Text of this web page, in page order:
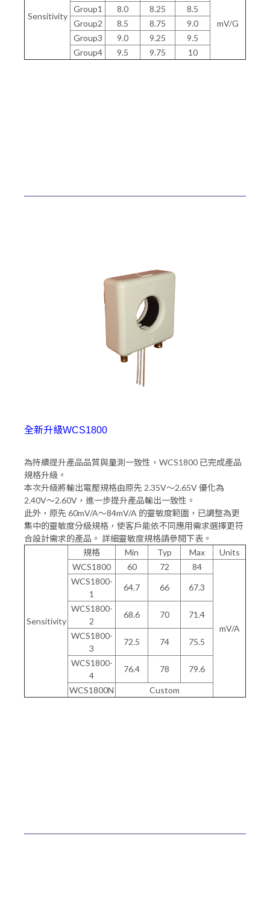
Sensitivity
mV/G
Group1 8.0 8.25
8.5
Group2
8.5 8.75
9.0
Group3
9.0 9.25
9.5
Group4
9.5 9.75 10
全新升級WCS1800
為持續提升產品品質與量測一致性，WCS1800 已完成產品
規格升級。
本次升級將輸出電壓規格由原先 2.35V～2.65V 優化為
2.40V～2.60V，進一步提升產品輸出一致性。
此外，原先 60mV/A～84mV/A 的靈敏度範圍，已調整為更
集中的靈敏度分級規格，使客戶能依不同應用需求選擇更符
合設計需求的產品。 詳細靈敏度規格請參閱下表。
Sensitivity
規格 Min Typ Max
Units
WCS1800
60 72 84
mV/A
WCS1800-
1
64.7 66 67.3
WCS1800-
2
68.6 70 71.4
WCS1800-
3
72.5 74 75.5
WCS1800-
4
76.4 78 79.6
WCS1800N Custom